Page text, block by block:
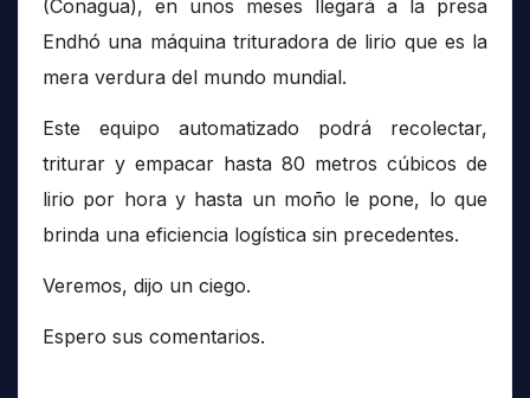
(Conagua), en unos meses llegará a la presa
Endhó una máquina trituradora de lirio que es la
mera verdura del mundo mundial.
Este equipo automatizado podrá recolectar,
triturar y empacar hasta 80 metros cúbicos de
lirio por hora y hasta un moño le pone, lo que
brinda una eficiencia logística sin precedentes.
Veremos, dijo un ciego.
Espero sus comentarios.